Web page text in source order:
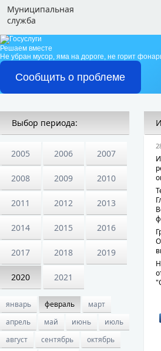
Муниципальная
служба
Решаем вместе
Не убран мусор, яма на дороге, не горит
Сообщить о проблеме
Выбор периода:
2005 2006 2007
2008 2009 2010
2011 2012 2013
2014 2015 2016
2017 2018 2019
2020 2021
январь февраль
март
апрель
май июнь
июль
август
сентябрь
октябрь